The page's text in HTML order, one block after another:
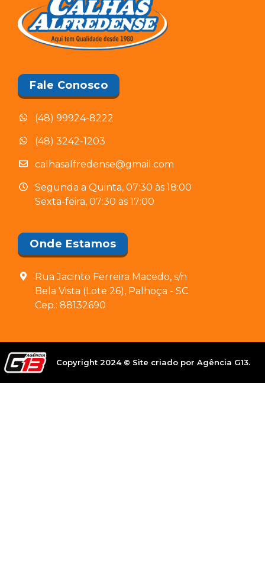
Fale Conosco
(48) 99924-8222
(48) 3242-1203
calhasalfredense@gmail.com
Segunda a Quinta, 07:30 às 18:00
Sexta-feira, 07:30 as 17:00
Onde Estamos
Rua Jacinto Ferreira Macedo, s/n
Bela Vista (Lote 26), Palhoça - SC
Cep.: 88132690
Copyright 2024 © Site criado por Agência G13.